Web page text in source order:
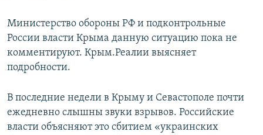
Министерство обороны РФ и подконтрольные
России власти Крыма данную ситуацию пока не
комментируют. Крым.Реалии выясняет
подробности.
В последние недели в Крыму и Севастополе почти
ежедневно слышны звуки взрывов. Российские
власти объясняют это сбитием «украинских